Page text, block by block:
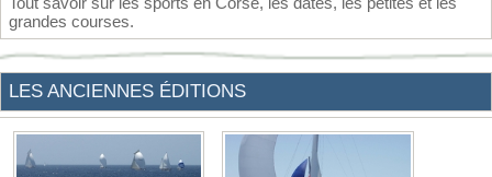
grandes courses.
LES ANCIENNES ÉDITIONS